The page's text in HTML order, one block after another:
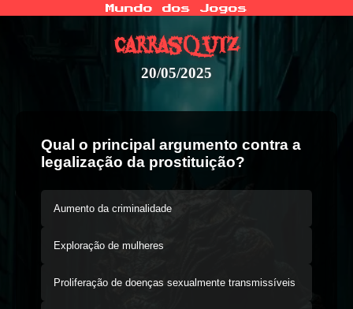
Mundo dos Jogos
CarrasQuiz
20/05/2025
Qual o principal argumento contra a
legalização da prostituição?
Aumento da criminalidade
Exploração de mulheres
Proliferação de doenças sexualmente transmissíveis